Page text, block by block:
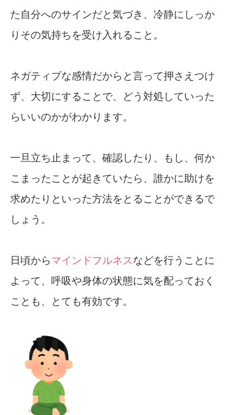
た自分へのサインだと気づき、冷静にしっか
りその気持ちを受け入れること。
ネガティブな感情だからと言って押さえつけ
ず、大切にすることで、どう対処していった
らいいのかがわかります。
一旦立ち止まって、確認したり、もし、何か
こまったことが起きていたら、誰かに助けを
求めたりといった方法をとることができるで
しょう。
日頃からマインドフルネスなどを行うことに
よって、呼吸や身体の状態に気を配っておく
ことも、とても有効です。